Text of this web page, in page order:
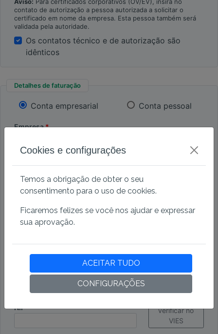
contato de autorização a pessoa autorizada a solicitar o
certificado em nome da empresa. Esta pessoa também será
validada pela autoridade.
Os contatos técnico e de autorização são
idênticos
Detalhes de faturação
Conta empresarial Conta pessoal
Empresa
CEP
Cidade
País
ID da Empresa
NIF
verificar no
VIES
Cookies e configurações
Temos a obrigação de obter o seu
consentimento para o uso de cookies.
Ficaremos felizes se você nos ajudar e expressar
sua aprovação.
ACEITAR TUDO
CONFIGURAÇÕES